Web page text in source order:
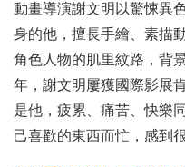
動畫導演謝文明以驚悚異
身的他，擅長手繪、素描
角色人物的肌里紋路，背
年，謝文明屢獲國際影展
是他，疲累、痛苦、快樂
己喜歡的東西而忙，感到